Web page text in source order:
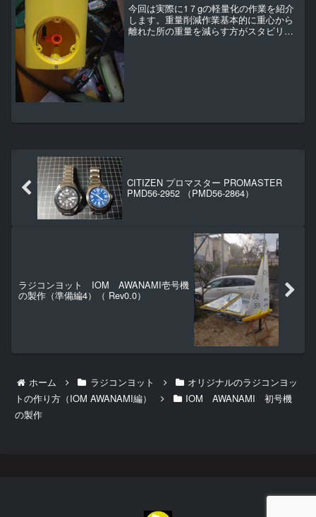
今回は実際に1７gの軽量化の作業を紹介
します。重量削減作業基本的に重心から
離れた所の重量を減らす方がスタビリテ
CITIZEN プロマスター PROMASTER
PMD56-2952 （PMD56-2864）
ラジコンヨット IOM AWANAMI壱号機
の製作（準備編4）（ Rev0.0）
ホーム ラジコンヨット
オリジナルのラジコンヨッ
トの作り方（IOM AWANAMI編）
IOM AWANAMI 初号機
の製作